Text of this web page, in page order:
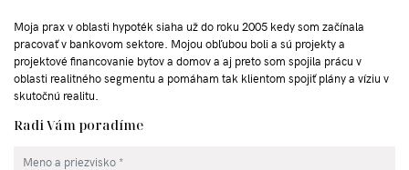
Moja prax v oblasti hypoték siaha už do roku 2005 kedy som začínala
pracovať v bankovom sektore. Mojou obľubou boli a sú projekty a
projektové financovanie bytov a domov a aj preto som spojila prácu v
oblasti realitného segmentu a pomáham tak klientom spojiť plány a víziu v
skutočnú realitu.
Radi Vám poradíme